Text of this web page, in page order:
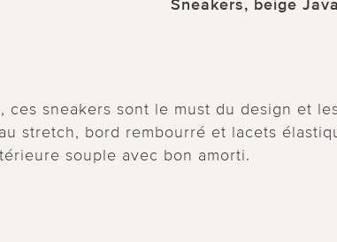
Sneakers, beige Java
sneakers sont le must du design et
stretch, bord rembourré et lacets
souple avec bon amorti.